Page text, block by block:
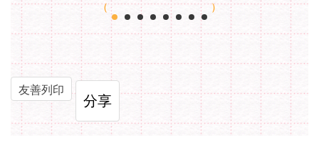
友善列印
分享